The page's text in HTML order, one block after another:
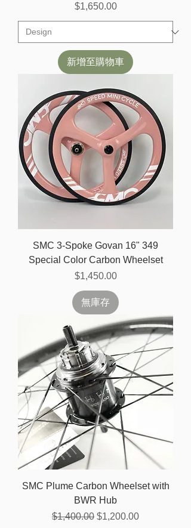
價格
$1,650.00
新增至購物車
SMC 3-Spoke Govan 16" 349
Special Color Carbon Wheelset
價格
$1,450.00
無庫存
SMC Plume Carbon Wheelset with
BWR Hub
一般價格
$1,400.00 促銷價格
$1,200.00